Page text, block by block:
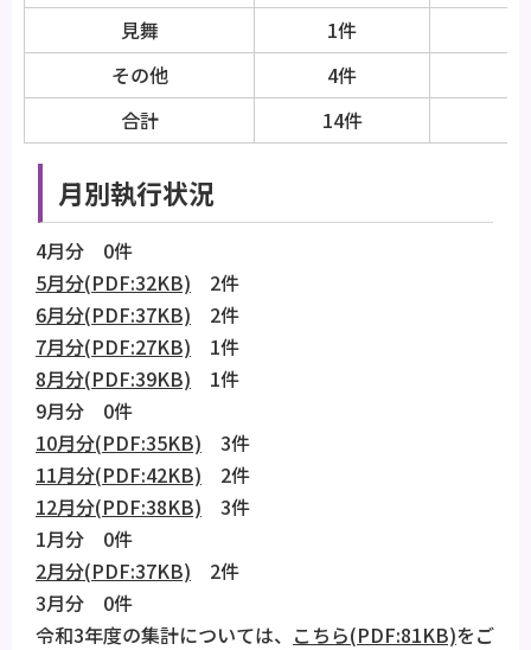
見舞
1件
その他
4件
合計
14件
月別執行状況
4月分 0件
5月分(PDF:32KB) 2件
6月分(PDF:37KB) 2件
7月分(PDF:27KB) 1件
8月分(PDF:39KB) 1件
9月分 0件
10月分(PDF:35KB) 3件
11月分(PDF:42KB) 2件
12月分(PDF:38KB) 3件
1月分 0件
2月分(PDF:37KB) 2件
3月分 0件
令和3年度の集計については、 こちら(PDF:81KB)をご